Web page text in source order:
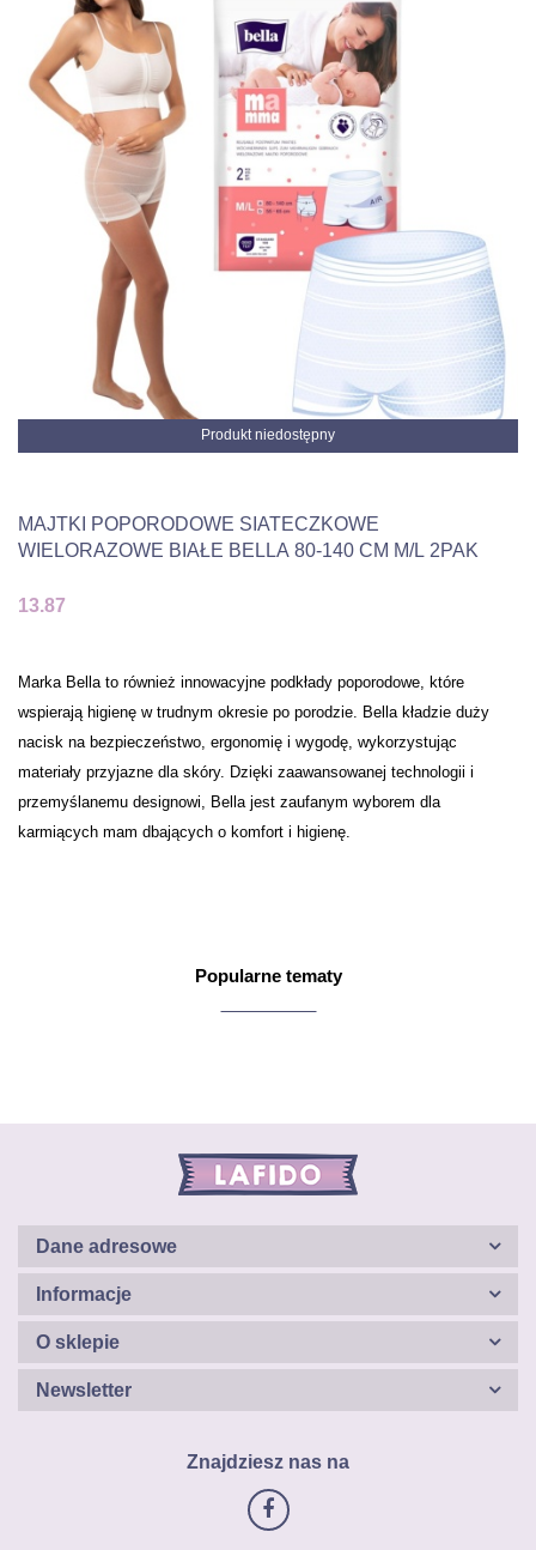
Produkt niedostępny
MAJTKI POPORODOWE SIATECZKOWE
WIELORAZOWE BIAŁE BELLA 80-140 CM M/L 2PAK
13.87
Marka Bella to również innowacyjne podkłady poporodowe, które
wspierają higienę w trudnym okresie po porodzie. Bella kładzie duży
nacisk na bezpieczeństwo, ergonomię i wygodę, wykorzystując
materiały przyjazne dla skóry. Dzięki zaawansowanej technologii i
przemyślanemu designowi, Bella jest zaufanym wyborem dla
karmiących mam dbających o komfort i higienę.
Popularne tematy
Dane adresowe
Informacje
O sklepie
Newsletter
Znajdziesz nas na